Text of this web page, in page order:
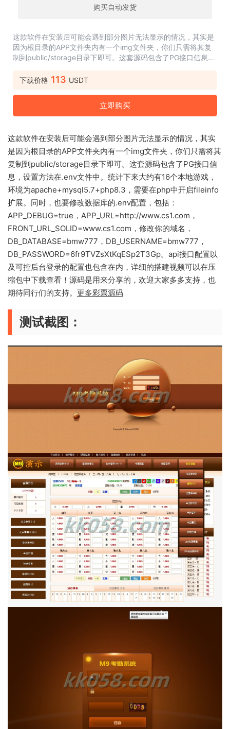
购买自动发货
这款软件在安装后可能会遇到部分图片无法显示的情况，其实是
因为根目录的APP文件夹内有一个img文件夹，你们只需将其复
制到public/storage目录下即可。这套源码包含了PG接口信息，
apache+mysql5.7+php8.3，...
下载价格 113 USDT
立即购买
这款软件在安装后可能会遇到部分图片无法显示的情况，其实
是因为根目录的APP文件夹内有一个img文件夹，你们只需将其
复制到public/storage目录下即可。这套源码包含了PG接口信
息，设置方法在.env文件中。统计下来大约有16个本地游戏，
环境为apache+mysql5.7+php8.3，需要在php中开启fileinfo
扩展。同时，也要修改数据库的.env配置，包括：
APP_DEBUG=true，APP_URL=http://www.cs1.com，
FRONT_URL_SOLID=www.cs1.com，修改你的域名，
DB_DATABASE=bmw777，DB_USERNAME=bmw777，
DB_PASSWORD=6fr9TVZsXtKqESp2T3Gp。api接口配置以
及可控后台登录的配置也包含在内，详细的搭建视频可以在压
缩包中下载查看！源码是用来分享的，欢迎大家多多支持，也
期待同行们的支持。 更多彩票源码
测试截图：